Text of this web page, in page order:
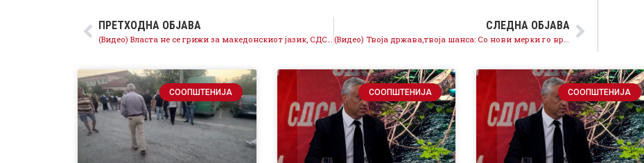
ПРЕТХОДНА ОБЈАВА СЛЕДНА ОБЈАВА
СООПШТЕНИЈА СООПШТЕНИЈА СООПШТЕНИЈА